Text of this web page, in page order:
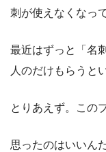
刺が使えなくなっ
最近はずっと「名
人のだけもらうと
とりあえず。この
思ったのはいいん